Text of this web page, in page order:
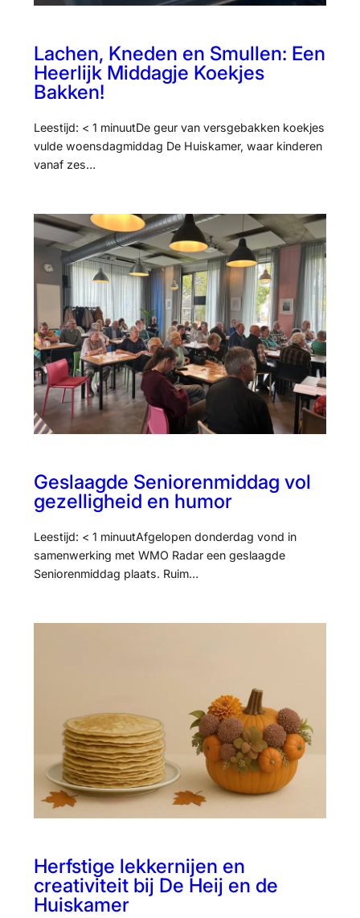
Lachen, Kneden en Smullen: Een
Heerlijk Middagje Koekjes
Bakken!
Leestijd: < 1 minuutDe geur van versgebakken koekjes
vulde woensdagmiddag De Huiskamer, waar kinderen
vanaf zes…
Geslaagde Seniorenmiddag vol
gezelligheid en humor
Leestijd: < 1 minuutAfgelopen donderdag vond in
samenwerking met WMO Radar een geslaagde
Seniorenmiddag plaats. Ruim…
Herfstige lekkernijen en
creativiteit bij De Heij en de
Huiskamer